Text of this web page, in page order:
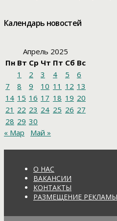
Календарь новостей
Апрель 2025
Пн Вт Ср Чт Пт Сб Вс
1
2 3 4 5
6
7
8 9 10 11 12 13
14 15 16 17 18 19 20
21 22 23 24 25 26 27
28 29 30
« Мар
Май »
О НАС
ВАКАНСИИ
КОНТАКТЫ
РАЗМЕЩЕНИЕ РЕКЛАМЫ